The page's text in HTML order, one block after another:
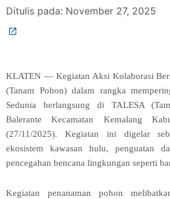
Ditulis pada: November 27, 2025
KLATEN — Kegiatan Aksi Kolaborasi
(Tanam Pohon) dalam rangka
Sedunia berlangsung di TALESA
Balerante Kecamatan Kemalang
(27/11/2025). Kegiatan ini digelar
ekosistem kawasan hulu, penguatan
pencegahan bencana lingkungan seperti
Kegiatan penanaman pohon